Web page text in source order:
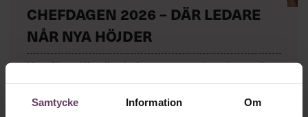
Samtycke Information Om
CHEFDAGEN 2026 – DÄR LEDARE
NÅR NYA HÖJDER
Hur säkerställer din chefsgrupp att verksamheten rör
Rusta er med
ny kunskap,inspireras
av toppchefer